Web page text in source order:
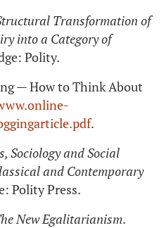
Transformation of
into a Category of
Polity.
— How to Think About
.
Sociology and Social
and Contemporary
Polity Press.
New Egalitarianism.